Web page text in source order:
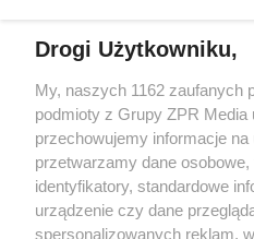
Drogi Użytkowniku,
My, naszych 1162 zaufanych
podmioty z Grupy ZPR
przechowujemy informacje na
przetwarzamy dane
identyfikatory, standardowe
urządzenie czy dane
spersonalizowanych reklam,